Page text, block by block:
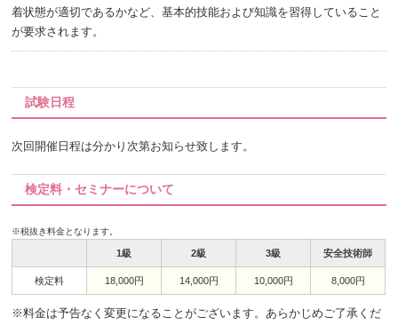
着状態が適切であるかなど、基本的技能および知識を習得していること
が要求されます。
試験日程
次回開催日程は分かり次第お知らせ致します。
検定料・セミナーについて
※税抜き料金となります。
1級 2級 3級 安全技術師
検定料 18,000円 14,000円 10,000円 8,000円
※料金は予告なく変更になることがございます。あらかじめご了承くだ